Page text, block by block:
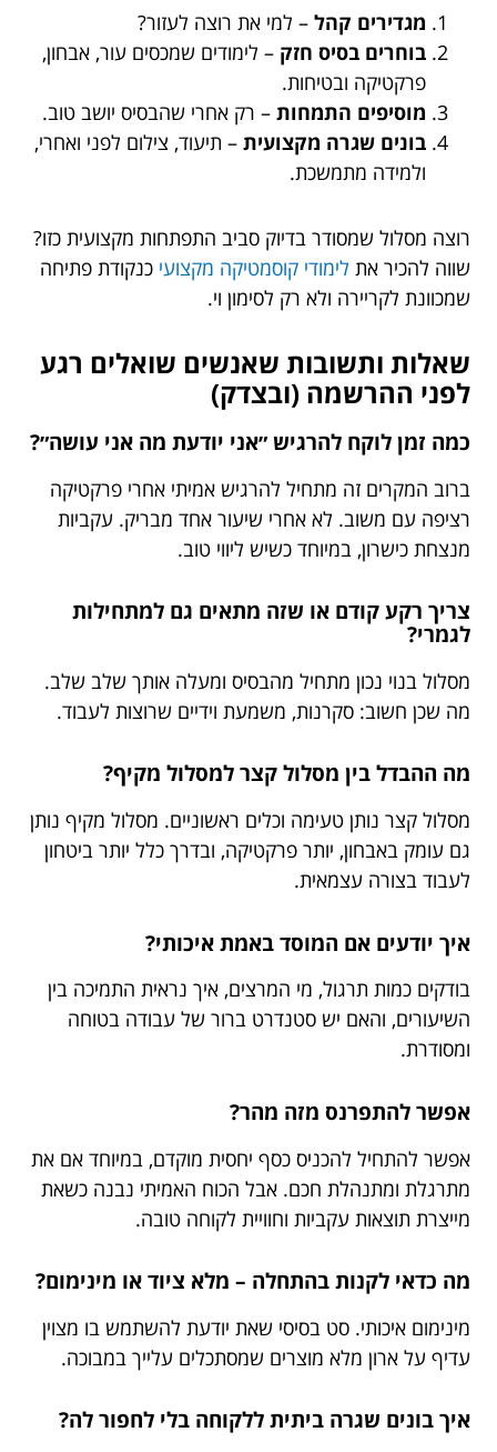
מגדירים קהל – למי את רוצה לעזור?
בוחרים בסיס חזק – לימודים שמכסים עור, אבחון,
פרקטיקה ובטיחות.
מוסיפים התמחות – רק אחרי שהבסיס יושב טוב.
בונים שגרה מקצועית – תיעוד, צילום לפני ואחרי,
ולמידה מתמשכת.
רוצה מסלול שמסודר בדיוק סביב התפתחות מקצועית כזו?
שווה להכיר את לימודי קוסמטיקה מקצועי כנקודת פתיחה
שמכוונת לקריירה ולא רק לסימון וי.
שאלות ותשובות שאנשים שואלים רגע
לפני ההרשמה (ובצדק)
כמה זמן לוקח להרגיש ״אני יודעת מה אני עושה״?
ברוב המקרים זה מתחיל להרגיש אמיתי אחרי פרקטיקה
רציפה עם משוב. לא אחרי שיעור אחד מבריק. עקביות
מנצחת כישרון, במיוחד כשיש ליווי טוב.
צריך רקע קודם או שזה מתאים גם למתחילות
לגמרי?
מסלול בנוי נכון מתחיל מהבסיס ומעלה אותך שלב שלב.
מה שכן חשוב: סקרנות, משמעת וידיים שרוצות לעבוד.
מה ההבדל בין מסלול קצר למסלול מקיף?
מסלול קצר נותן טעימה וכלים ראשוניים. מסלול מקיף נותן
גם עומק באבחון, יותר פרקטיקה, ובדרך כלל יותר ביטחון
לעבוד בצורה עצמאית.
איך יודעים אם המוסד באמת איכותי?
בודקים כמות תרגול, מי המרצים, איך נראית התמיכה בין
השיעורים, והאם יש סטנדרט ברור של עבודה בטוחה
ומסודרת.
אפשר להתפרנס מזה מהר?
אפשר להתחיל להכניס כסף יחסית מוקדם, במיוחד אם את
מתרגלת ומתנהלת חכם. אבל הכוח האמיתי נבנה כשאת
מייצרת תוצאות עקביות וחוויית לקוחה טובה.
מה כדאי לקנות בהתחלה – מלא ציוד או מינימום?
מינימום איכותי. סט בסיסי שאת יודעת להשתמש בו מצוין
עדיף על ארון מלא מוצרים שמסתכלים עלייך במבוכה.
איך בונים שגרה ביתית ללקוחה בלי לחפור לה?